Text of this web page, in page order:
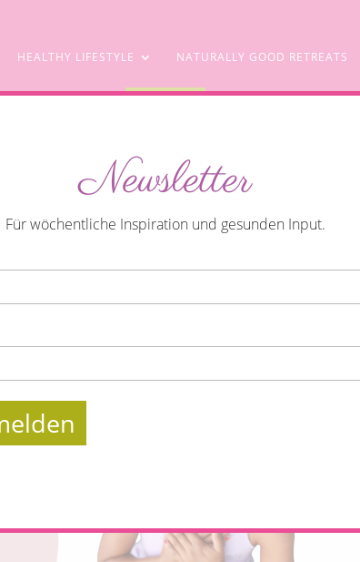
HEALTHY LIFESTYLE NATURALLY GOOD RETREATS
mit Sofortwirkung
Newsletter
Für wöchentliche Inspiration und gesunden Input.